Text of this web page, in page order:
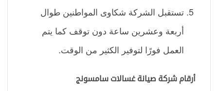
تستقبل الشركة شكاوى المواطنين طوال
أربعة وعشرين ساعة دون توقف كما يتم
العمل فورًا لتوفير الكثير من الوقت.
أرقام شركة صيانة غسالات سامسونج